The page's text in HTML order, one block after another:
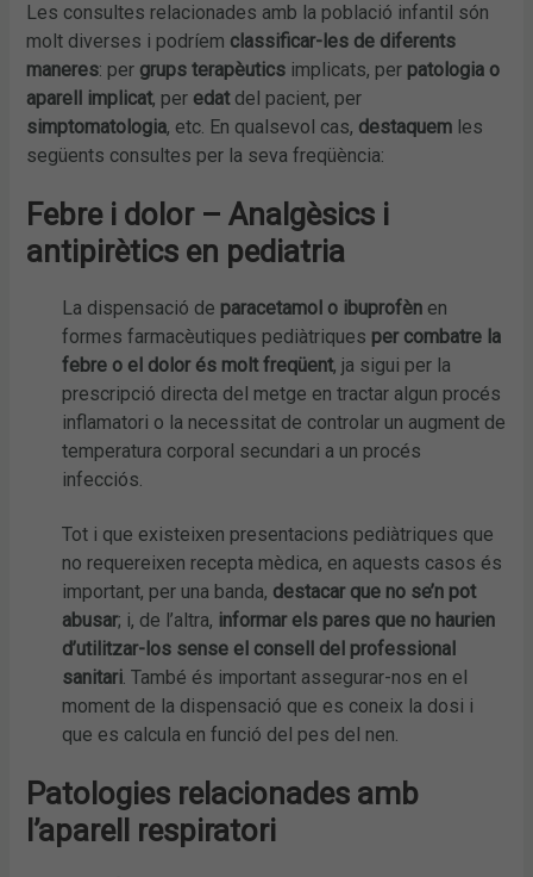
Les consultes relacionades amb la població infantil són
molt diverses i podríem classificar-les de diferents
maneres: per grups terapèutics implicats, per patologia o
aparell implicat, per edatdel pacient, per
simptomatologia, etc. En qualsevol cas, destaquem les
següents consultes per la seva freqüència:
Febre i dolor – Analgèsics i
antipirètics en pediatria
La dispensació de paracetamol o ibuprofèn en
formes farmacèutiques pediàtriques per combatre la
febre o el dolor és molt freqüent, ja sigui per la
prescripció directa del metge en tractar algun procés
inflamatori o la necessitat de controlar un augment de
temperatura corporal secundari a un procés
infecciós.
Tot i que existeixen presentacions pediàtriques que
no requereixen recepta mèdica, en aquests casos és
important, per una banda, destacar que no se’n pot
abusar; i, de l’altra, informar els pares que no haurien
d’utilitzar-los sense el consell del professional
sanitari. També és important assegurar-nos en el
moment de la dispensació que es coneix la dosi i
que es calcula en funció del pes del nen.
Patologies relacionades amb
l’aparell respiratori